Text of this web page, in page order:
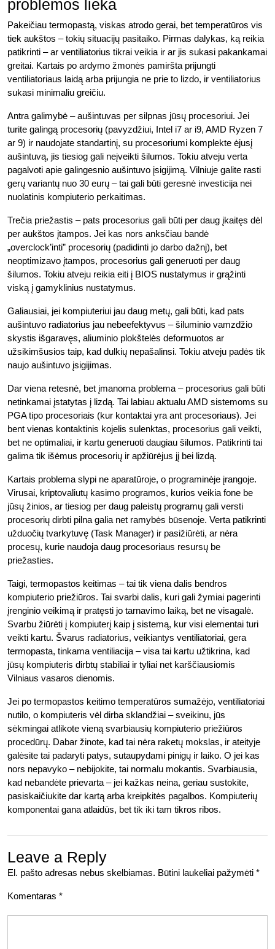
problemos lieka
Pakeičiau termopastą, viskas atrodo gerai, bet temperatūros vis
tiek aukštos – tokių situacijų pasitaiko. Pirmas dalykas, ką reikia
patikrinti – ar ventiliatorius tikrai veikia ir ar jis sukasi pakankamai
greitai. Kartais po ardymo žmonės pamiršta prijungti
ventiliatoriaus laidą arba prijungia ne prie to lizdo, ir ventiliatorius
sukasi minimaliu greičiu.
Antra galimybė – aušintuvas per silpnas jūsų procesoriui. Jei
turite galingą procesorių (pavyzdžiui, Intel i7 ar i9, AMD Ryzen 7
ar 9) ir naudojate standartinį, su procesoriumi komplekte ėjusį
aušintuvą, jis tiesiog gali neįveikti šilumos. Tokiu atveju verta
pagalvoti apie galingesnio aušintuvo įsigijimą. Vilniuje galite rasti
gerų variantų nuo 30 eurų – tai gali būti geresnė investicija nei
nuolatinis kompiuterio perkaitimas.
Trečia priežastis – pats procesorius gali būti per daug įkaitęs dėl
per aukštos įtampos. Jei kas nors anksčiau bandė
„overclock’inti” procesorių (padidinti jo darbo dažnį), bet
neoptimizavo įtampos, procesorius gali generuoti per daug
šilumos. Tokiu atveju reikia eiti į BIOS nustatymus ir grąžinti
viską į gamyklinius nustatymus.
Galiausiai, jei kompiuteriui jau daug metų, gali būti, kad pats
aušintuvo radiatorius jau nebeefektyvus – šiluminio vamzdžio
skystis išgaravęs, aliuminio plokštelės deformuotos ar
užsikimšusios taip, kad dulkių nepašalinsi. Tokiu atveju padės tik
naujo aušintuvo įsigijimas.
Dar viena retesnė, bet įmanoma problema – procesorius gali būti
netinkamai įstatytas į lizdą. Tai labiau aktualu AMD sistemoms su
PGA tipo procesoriais (kur kontaktai yra ant procesoriaus). Jei
bent vienas kontaktinis kojelis sulenktas, procesorius gali veikti,
bet ne optimaliai, ir kartu generuoti daugiau šilumos. Patikrinti tai
galima tik išėmus procesorių ir apžiūrėjus jį bei lizdą.
Kartais problema slypi ne aparatūroje, o programinėje įrangoje.
Virusai, kriptovaliutų kasimo programos, kurios veikia fone be
jūsų žinios, ar tiesiog per daug paleistų programų gali versti
procesorių dirbti pilna galia net ramybės būsenoje. Verta patikrinti
užduočių tvarkytuvę (Task Manager) ir pasižiūrėti, ar nėra
procesų, kurie naudoja daug procesoriaus resursų be
priežasties.
Taigi, termopastos keitimas – tai tik viena dalis bendros
kompiuterio priežiūros. Tai svarbi dalis, kuri gali žymiai pagerinti
įrenginio veikimą ir pratęsti jo tarnavimo laiką, bet ne visagalė.
Svarbu žiūrėti į kompiuterį kaip į sistemą, kur visi elementai turi
veikti kartu. Švarus radiatorius, veikiantys ventiliatoriai, gera
termopasta, tinkama ventiliacija – visa tai kartu užtikrina, kad
jūsų kompiuteris dirbtų stabiliai ir tyliai net karščiausiomis
Vilniaus vasaros dienomis.
Jei po termopastos keitimo temperatūros sumažėjo, ventiliatoriai
nutilo, o kompiuteris vėl dirba sklandžiai – sveikinu, jūs
sėkmingai atlikote vieną svarbiausių kompiuterio priežiūros
procedūrų. Dabar žinote, kad tai nėra raketų mokslas, ir ateityje
galėsite tai padaryti patys, sutaupydami pinigų ir laiko. O jei kas
nors nepavyko – nebijokite, tai normalu mokantis. Svarbiausia,
kad nebandėte prievarta – jei kažkas neina, geriau sustokite,
pasiskaičiukite dar kartą arba kreipkitės pagalbos. Kompiuterių
komponentai gana atlaidūs, bet tik iki tam tikros ribos.
Leave a Reply
El. pašto adresas nebus skelbiamas. Būtini laukeliai pažymėti *
Komentaras *